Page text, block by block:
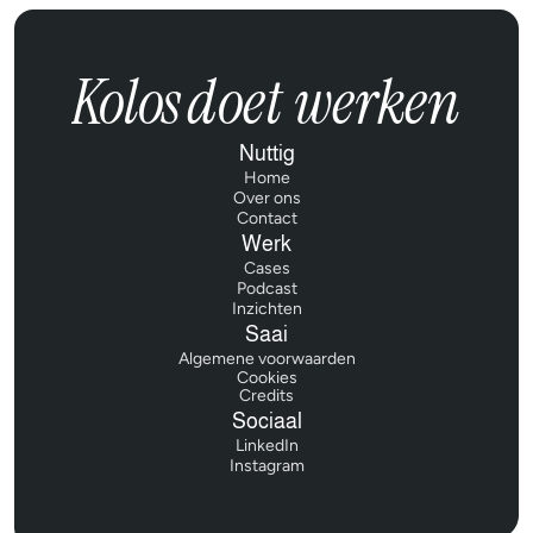
Kolosdoet werken
Nuttig
Home
Home
Over ons
Over ons
Contact
Contact
Werk
Cases
Cases
Podcast
Podcast
Inzichten
Inzichten
Saai
Algemene voorwaarden
Algemene voorwaarden
Cookies
Credits
Credits
Sociaal
LinkedIn
LinkedIn
Instagram